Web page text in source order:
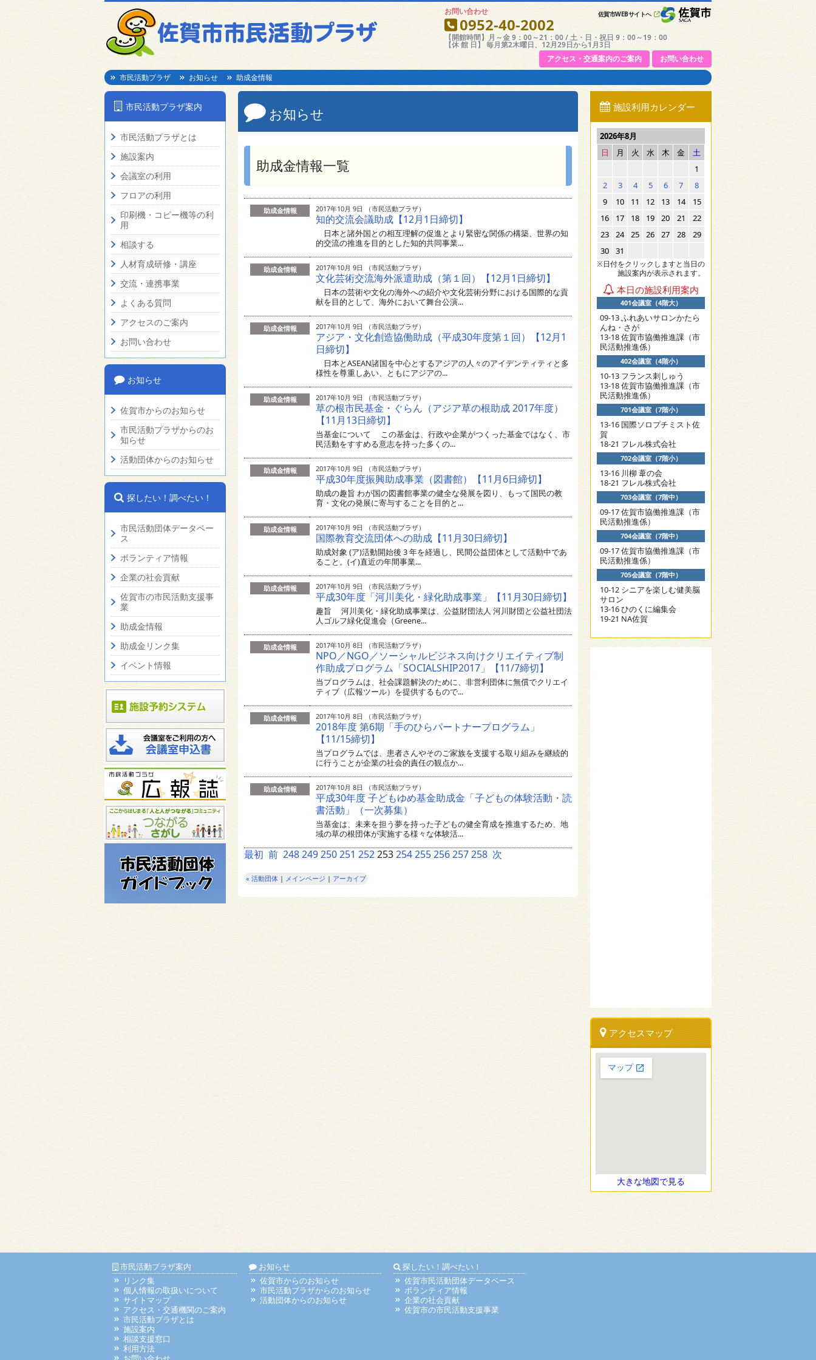
お問い合わせ
0952-40-2002
【開館時間】月～金 9：00～21：00 / 土・日・祝日 9：00～19：00
【休 館 日】 毎月第2木曜日、12月29日から1月3日
佐賀市WEBサイトへ
アクセス・交通案内のご案内
お問い合わせ
市民活動プラザ
お知らせ 助成金情報
市民活動プラザ案内
市民活動プラザとは
施設案内
会議室の利用
フロアの利用
印刷機・コピー機等の利
用
相談する
人材育成研修・講座
交流・連携事業
よくある質問
アクセスのご案内
お問い合わせ
お知らせ
佐賀市からのお知らせ
市民活動プラザからのお
知らせ
活動団体からのお知らせ
探したい！調べたい！
市民活動団体データベー
ス
ボランティア情報
企業の社会貢献
佐賀市の市民活動支援事
業
助成金情報
助成金リンク集
イベント情報
お知らせ
助成金情報一覧
助成金情報 2017年10月 9日 （市民活動プラザ）
知的交流会議助成【12月1日締切】
日本と諸外国との相互理解の促進とより緊密な関係の構築、世界の知
的交流の推進を目的とした知的共同事業...
助成金情報 2017年10月 9日 （市民活動プラザ）
文化芸術交流海外派遣助成（第１回）【12月1日締切】
日本の芸術や文化の海外への紹介や文化芸術分野における国際的な貢
献を目的として、海外において舞台公演...
助成金情報 2017年10月 9日 （市民活動プラザ）
アジア・文化創造協働助成（平成30年度第１回）【12月1
日締切】
日本とASEAN諸国を中心とするアジアの人々のアイデンティティと多
様性を尊重しあい、ともにアジアの...
助成金情報 2017年10月 9日 （市民活動プラザ）
草の根市民基金・ぐらん（アジア草の根助成 2017年度）
【11月13日締切】
当基金について この基金は、行政や企業がつくった基金ではなく、市
民活動をすすめる意志を持った多くの...
助成金情報 2017年10月 9日 （市民活動プラザ）
平成30年度振興助成事業（図書館）【11月6日締切】
助成の趣旨 わが国の図書館事業の健全な発展を図り、もって国民の教
育・文化の発展に寄与することを目的と...
助成金情報 2017年10月 9日 （市民活動プラザ）
国際教育交流団体への助成【11月30日締切】
助成対象 (ア)活動開始後 3 年を経過し、民間公益団体として活動中であ
ること。(イ)直近の年間事業...
助成金情報 2017年10月 9日 （市民活動プラザ）
平成30年度「河川美化・緑化助成事業」【11月30日締切】
趣旨 河川美化・緑化助成事業は、公益財団法人 河川財団と公益社団法
人ゴルフ緑化促進会（Greene...
助成金情報 2017年10月 8日 （市民活動プラザ）
NPO／NGO／ソーシャルビジネス向けクリエイティブ制
作助成プログラム「SOCIALSHIP2017」【11/7締切】
当プログラムは、社会課題解決のために、非営利団体に無償でクリエイ
ティブ（広報ツール）を提供するもので...
助成金情報 2017年10月 8日 （市民活動プラザ）
2018年度 第6期「手のひらパートナープログラム」
【11/15締切】
当プログラムでは、患者さんやそのご家族を支援する取り組みを継続的
に行うことが企業の社会的責任の観点か...
助成金情報 2017年10月 8日 （市民活動プラザ）
平成30年度 子どもゆめ基金助成金「子どもの体験活動・読
書活動」（一次募集）
当基金は、未来を担う夢を持った子どもの健全育成を推進するため、地
域の草の根団体が実施する様々な体験活...
最初 前 248249250251 252253254255256257258 次
« 活動団体 | メインページ | アーカイブ
施設利用カレンダー
2026年8月
日
月 火 水 木 金
土
1
2
3 4 5 6 7
8
9
10 11 12 13 14
15
16
17 18 19 20 21
22
23
24 25 26 27 28
29
30
31
※日付をクリックしますと当日の
施設案内が表示されます。
本日の施設利用案内
401会議室（4階大）
09-13 ふれあいサロンかたら
んね・さが
13-18 佐賀市協働推進課（市
民活動推進係）
402会議室（4階小）
10-13 フランス刺しゅう
13-18 佐賀市協働推進課（市
民活動推進係）
701会議室（7階小）
13-16 国際ソロプチミスト佐
賀
18-21 フレル株式会社
702会議室（7階小）
13-16 川柳 葦の会
18-21 フレル株式会社
703会議室（7階中）
09-17 佐賀市協働推進課（市
民活動推進係）
704会議室（7階中）
09-17 佐賀市協働推進課（市
民活動推進係）
705会議室（7階中）
10-12 シニアを楽しむ健美脳
サロン
13-16 ひのくに編集会
19-21 NA佐賀
アクセスマップ
大きな地図で見る
市民活動プラザ案内
リンク集
個人情報の取扱いについて
サイトマップ
アクセス・交通機関のご案内
市民活動プラザとは
施設案内
相談支援窓口
利用方法
お知らせ
佐賀市からのお知らせ
市民活動プラザからのお知らせ
活動団体からのお知らせ
探したい！調べたい！
佐賀市民活動団体データベース
ボランティア情報
企業の社会貢献
佐賀市の市民活動支援事業